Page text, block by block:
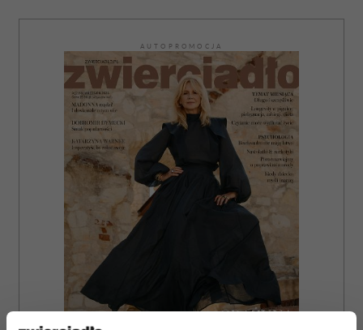
AUTOPROMOCJA